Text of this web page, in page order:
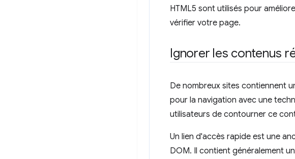
HTML5 sont utilisés pour
vérifier votre page.
Ignorer les contenus
De nombreux sites contiennent
pour la navigation avec une
utilisateurs de contourner ce
Un lien d'accès rapide est une
DOM. Il contient généralement